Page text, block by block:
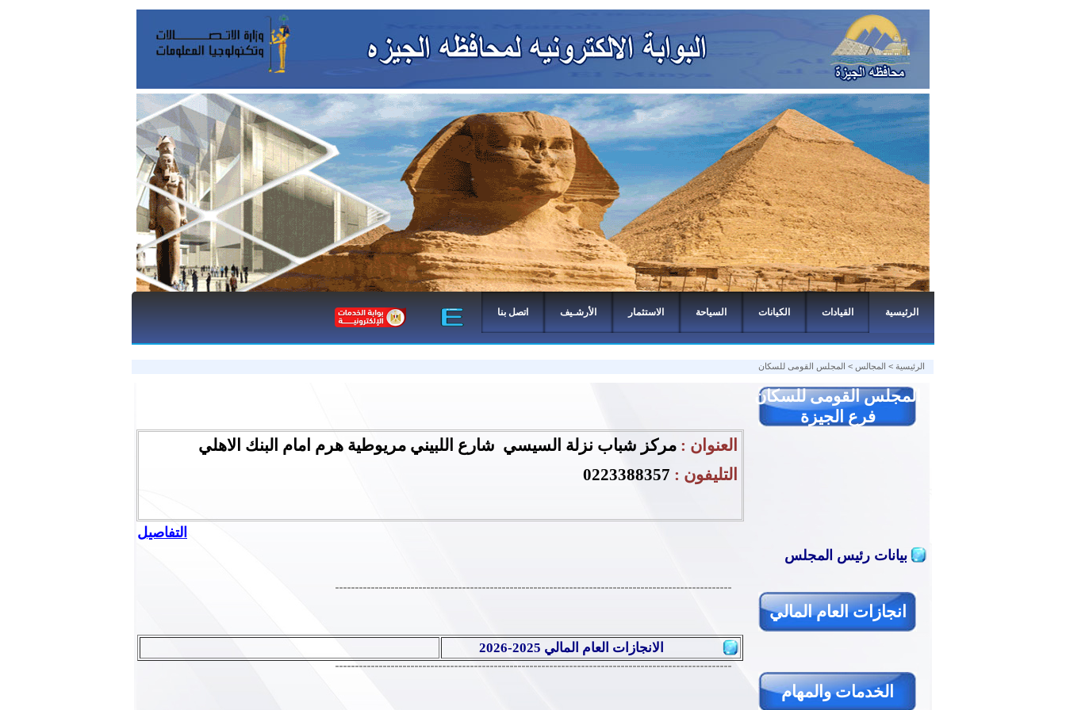
الرئيسية القيادات الكيانات السياحة الاستثمار الأرشـيف اتصل بنا
الرئيسية > المجالس > المجلس القومى للسكان
المجلس القومى للسكان
فرع الجيزة
العنوان : مركز شباب نزلة السيسي شارع اللبيني مريوطية هرم امام البنك الاهلي
التليفون :
التفاصيل
بيانات رئيس المجلس
انجازات العام المالي
الانجازات العام المالي 2025-2026
الخدمات والمهام